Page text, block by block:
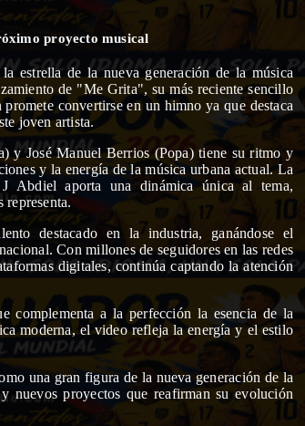
proyecto musical
estrella de la nueva generación de la música
de "Me Grita", su más reciente sencillo
convertirse en un himno ya que destaca
joven artista.
y José Manuel Berrios (Popa) tiene su ritmo y
y la energía de la música urbana actual. La
Abdiel aporta una dinámica única al tema,
representa.
destacado en la industria, ganándose el
Con millones de seguidores en las redes
digitales, continúa captando la atención
complementa a la perfección la esencia de la
moderna, el video refleja la energía y el estilo
una gran figura de la nueva generación de la
nuevos proyectos que reafirman su evolución